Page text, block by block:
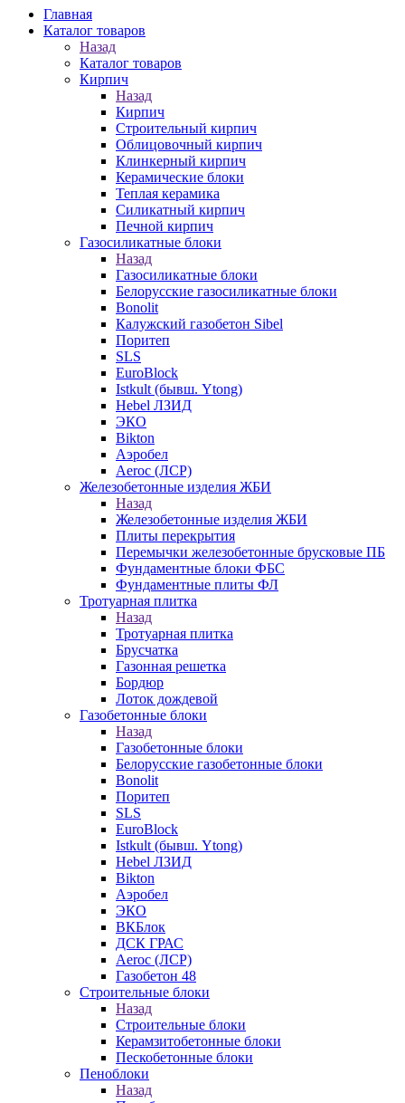
Главная
Каталог товаров
Назад
Каталог товаров
Кирпич
Назад
Кирпич
Строительный кирпич
Облицовочный кирпич
Клинкерный кирпич
Керамические блоки
Теплая керамика
Силикатный кирпич
Печной кирпич
Газосиликатные блоки
Назад
Газосиликатные блоки
Белорусские газосиликатные блоки
Bonolit
Калужский газобетон Sibel
Поритеп
SLS
EuroBlock
Istkult (бывш. Ytong)
Hebel ЛЗИД
ЭКО
Bikton
Аэробел
Aeroc (ЛСР)
Железобетонные изделия ЖБИ
Назад
Железобетонные изделия ЖБИ
Плиты перекрытия
Перемычки железобетонные брусковые ПБ
Фундаментные блоки ФБС
Фундаментные плиты ФЛ
Тротуарная плитка
Назад
Тротуарная плитка
Брусчатка
Газонная решетка
Бордюр
Лоток дождевой
Газобетонные блоки
Назад
Газобетонные блоки
Белорусские газобетонные блоки
Bonolit
Поритеп
SLS
EuroBlock
Istkult (бывш. Ytong)
Hebel ЛЗИД
Bikton
Аэробел
ЭКО
ВКБлок
ДСК ГРАС
Aeroc (ЛСР)
Газобетон 48
Строительные блоки
Назад
Строительные блоки
Керамзитобетонные блоки
Пескобетонные блоки
Пеноблоки
Назад